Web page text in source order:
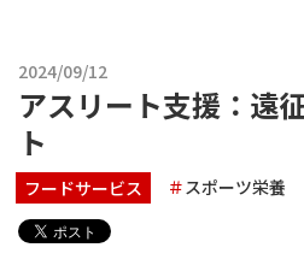
2024/09/12
アスリート支援：遠
ト
フードサービス スポーツ栄養